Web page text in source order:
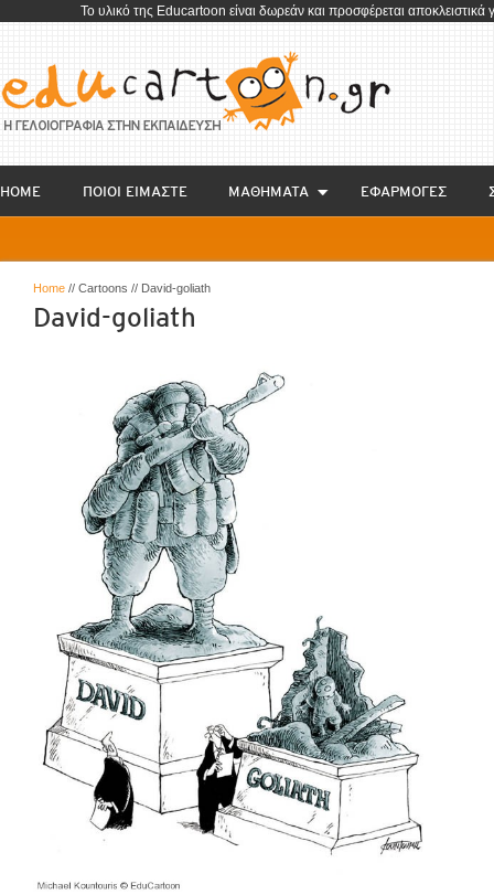
To υλικό της Educartoon είναι δωρεάν και προσφέρεται
HOME ΠΟΙΟΙ ΕΙΜΑΣΤΕ ΜΑΘΗΜΑΤΑ EΦΑΡΜΟΓΕΣ
Home // Cartoons // David-goliath
David-goliath